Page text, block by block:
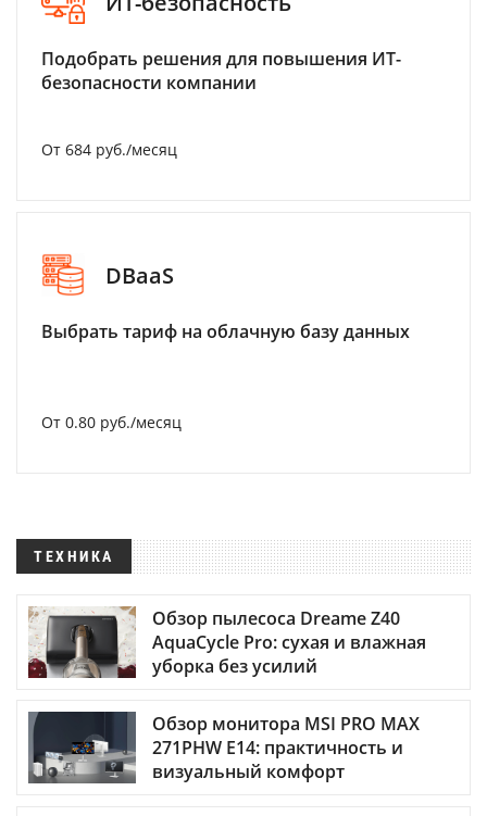
Подобрать решения для повышения ИТ-
безопасности компании
От 684 руб./месяц
DBaaS
Выбрать тариф на облачную базу данных
От 0.80 руб./месяц
ТЕХНИКА
Обзор пылесоса Dreame Z40
AquaCycle Pro: сухая и влажная
уборка без усилий
Обзор монитора MSI PRO MAX
271PHW E14: практичность и
визуальный комфорт